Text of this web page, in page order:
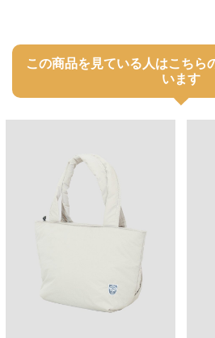
この商品を見ている人はこちら
います